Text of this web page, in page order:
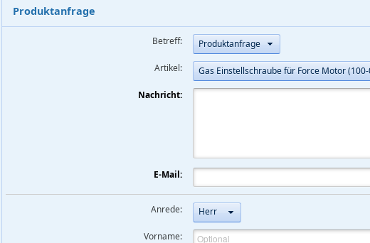
Produktanfrage
Betreff: Produktanfrage
Artikel: Gas Einstellschraube für Force Motor
Nachricht:
E-Mail:
Anrede: Herr
Vorname: